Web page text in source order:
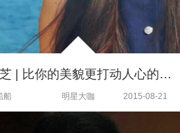
张柏芝 | 比你的美貌更打动人心的是你的坚强！
船 明星大咖 2015-08-21